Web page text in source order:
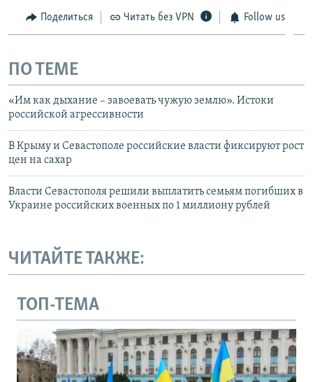
Поделиться Читать без VPN Follow us
ПО ТЕМЕ
«Им как дыхание – завоевать чужую землю». Истоки
российской агрессивности
В Крыму и Севастополе российские власти фиксируют рост
цен на сахар
Власти Севастополя решили выплатить семьям погибших в
Украине российских военных по 1 миллиону рублей
ЧИТАЙТЕ ТАКЖЕ:
ТОП-ТЕМА